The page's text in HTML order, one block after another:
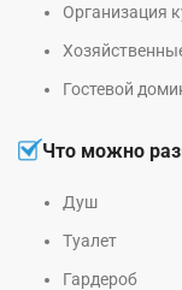
Организация
Гостевой
Что можно
Душ
Туалет
Гардероб